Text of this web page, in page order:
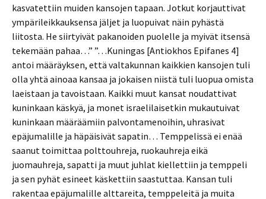
kasvatettiin muiden kansojen tapaan. Jotkut korjauttivat
ympärileikkauksensa jäljet ja luopuivat näin pyhästä
liitosta. He siirtyivät pakanoiden puolelle ja myivät itsensä
tekemään pahaa…” ”…Kuningas [Antiokhos Epifanes 4]
antoi määräyksen, että valtakunnan kaikkien kansojen tuli
olla yhtä ainoaa kansaa ja jokaisen niistä tuli luopua omista
laeistaan ja tavoistaan. Kaikki muut kansat noudattivat
kuninkaan käskyä, ja monet israelilaisetkin mukautuivat
kuninkaan määräämiin palvontamenoihin, uhrasivat
epäjumalille ja häpäisivät sapatin… Temppelissä ei enää
saanut toimittaa polttouhreja, ruokauhreja eikä
juomauhreja, sapatti ja muut juhlat kiellettiin ja temppeli
ja sen pyhät esineet käskettiin saastuttaa. Kansan tuli
rakentaa epäjumalille alttareita, temppeleitä ja muita